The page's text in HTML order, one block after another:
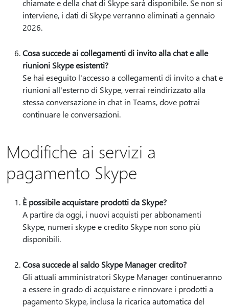
chiamate e della chat di Skype sarà disponibile. Se non si
interviene, i dati di Skype verranno eliminati a gennaio
2026.
Cosa succede ai collegamenti di invito alla chat e alle
riunioni Skype esistenti?
Se hai eseguito l'accesso a collegamenti di invito a chat e
riunioni all'esterno di Skype, verrai reindirizzato alla
stessa conversazione in chat in Teams, dove potrai
continuare le conversazioni.
Modifiche ai servizi a
pagamento Skype
È possibile acquistare prodotti da Skype?
A partire da oggi, i nuovi acquisti per abbonamenti
Skype, numeri skype e credito Skype non sono più
disponibili.
Cosa succede al saldo Skype Manager credito?
Gli attuali amministratori Skype Manager continueranno
a essere in grado di acquistare e rinnovare i prodotti a
pagamento Skype, inclusa la ricarica automatica del